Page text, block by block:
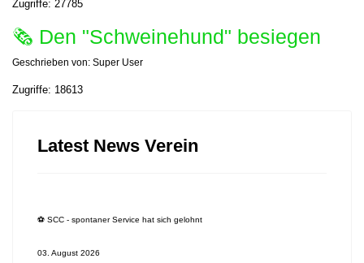
Zugriffe: 27785
🗞 Den "Schweinehund" besiegen
Geschrieben von: Super User
Zugriffe: 18613
Latest News Verein
⚽️ SCC - spontaner Service hat sich gelohnt
03. August 2026